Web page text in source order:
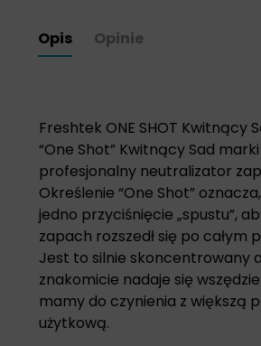
Opis Opinie
Freshtek ONE SHOT Kwitnący
“One Shot” Kwitnący Sad
profesjonalny neutralizator
Określenie “One Shot”
jedno przyciśnięcie „spustu”,
zapach rozszedł się po całym
Jest to silnie skoncentrowany
znakomicie nadaje się
mamy do czynienia z większą
użytkową.